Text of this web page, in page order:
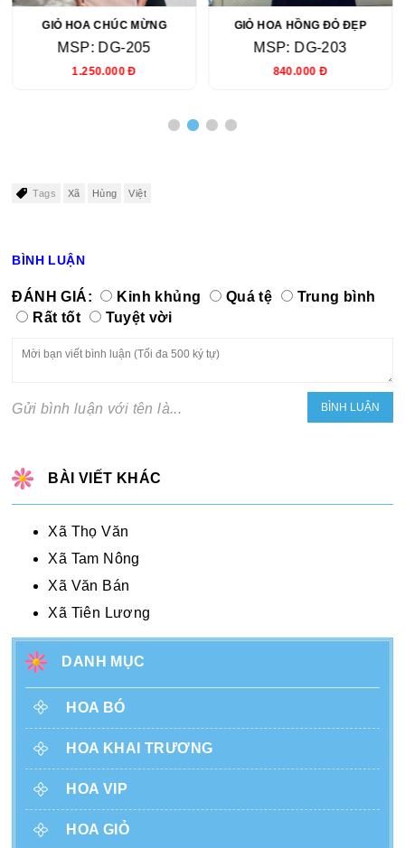
GIỎ HOA CHÚC MỪNG
MSP: DG-205
1.250.000 Đ
GIỎ HOA HỒNG ĐỎ ĐẸP
MSP: DG-203
840.000 Đ
Tags Xã Hùng Việt
BÌNH LUẬN
ĐÁNH GIÁ: Kinh khủng Quá tệ
Trung bình
Rất tốt
Tuyệt vời
Gửi bình luận với tên là...
BÀI VIẾT KHÁC
Xã Thọ Văn
Xã Tam Nông
Xã Văn Bán
Xã Tiên Lương
DANH MỤC
HOA BÓ
HOA KHAI TRƯƠNG
HOA VIP
HOA GIỎ